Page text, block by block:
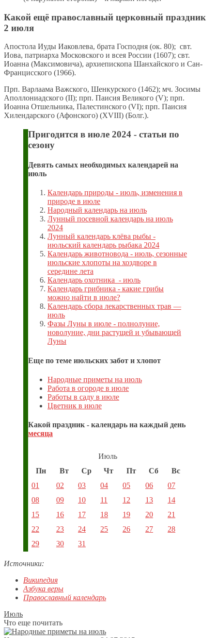
Какой ещё православный церковный праздник
2 июля
Апостола Иуды Иаковлева, брата Господня (ок. 80); свт.
Иова, патриарха Московского и всея России (1607); свт.
Иоанна (Максимовича), архиепископа Шанхайского и Сан-
Францисского (1966).
Прп. Варлаама Важского, Шенкурского (1462); мч. Зосимы
Аполлониадского (II); прп. Паисия Великого (V); прп.
Иоанна Отшельника, Палестинского (VI); прп. Паисия
Хилендарского (Афонского) (XVIII) (Болг.).
Пригодится в июле 2024 - статьи по
сезону
Девять самых необходимых календарей на
июль
Календарь природы - июль, изменения в
природе в июле
Народный календарь на июль
Лунный посевной календарь на июль
2024
Лунный календарь клёва рыбы -
июльский календарь рыбака 2024
Календарь животновода - июль, сезонные
июльские хлопоты на хоздворе в
середине лета
Календарь охотника - июль
Календарь грибника - какие грибы
можно найти в июле?
Календарь сбора лекарственных трав —
июль
Фазы Луны в июле - полнолуние,
новолуние, дни растущей и убывающей
Луны
Еще по теме июльских забот и хлопот
Народные приметы на июль
Работа в огороде в июле
Работы в саду в июле
Цветник в июле
Какой праздник - календарь на каждый день
месяца
Июль
Пн
Вт Ср Чт Пт Сб
Вс
01
02 03 04 05 06
07
08
09 10 11 12 13
14
15
16 17 18 19 20
21
22
23 24 25 26 27
28
29
30 31
Источники:
Википедия
Азбука веры
Православный календарь
Июль
Что еще почитать